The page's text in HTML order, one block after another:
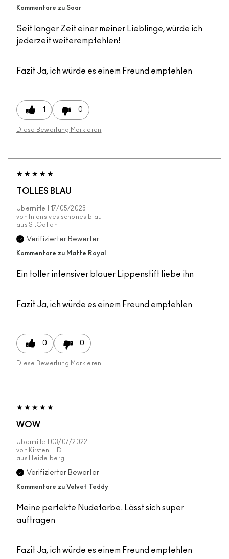
Kommentare zu Soar
Seit langer Zeit einer meiner Lieblinge, würde ich
jederzeit weiterempfehlen!
Fazit Ja, ich würde es einem Freund empfehlen
1 0
Diese Bewertung Markieren
TOLLES BLAU
Übermittelt 17/05/2023
von
Intensives schönes blau
aus St.Gallen
Verifizierter Bewerter
Kommentare zu Matte Royal
Ein toller intensiver blauer Lippenstift liebe ihn
Fazit Ja, ich würde es einem Freund empfehlen
0 0
Diese Bewertung Markieren
WOW
Übermittelt 03/07/2022
von Kirsten_HD
aus Heidelberg
Verifizierter Bewerter
Kommentare zu Velvet Teddy
Meine perfekte Nudefarbe. Lässt sich super
auftragen
Fazit Ja, ich würde es einem Freund empfehlen